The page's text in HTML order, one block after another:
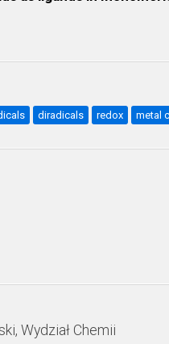
diradicals redox metal
Wydział Chemii